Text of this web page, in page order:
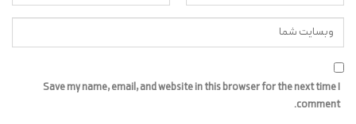
Save my name, email, and website in this browser for the next time I
comment.